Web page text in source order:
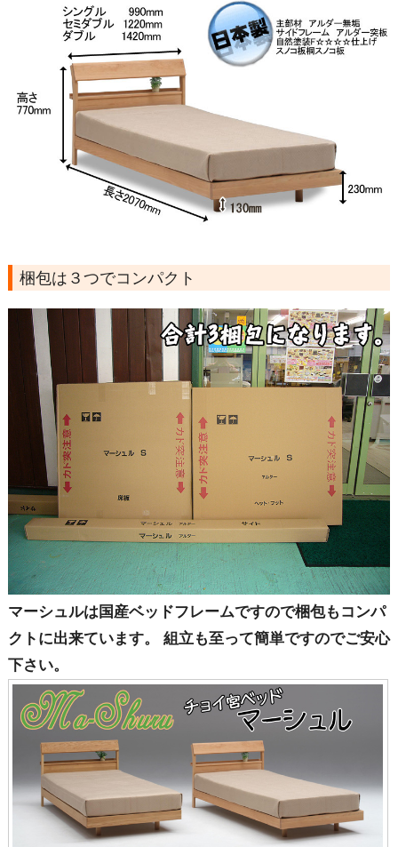
梱包は３つでコンパクト
マーシュルは国産ベッドフレームですので梱包もコンパ
クトに出来ています。 組立も至って簡単ですのでご安心
下さい。